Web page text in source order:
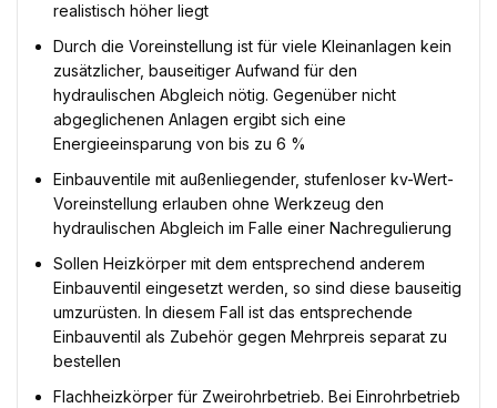
realistisch höher liegt
Durch die Voreinstellung ist für viele Kleinanlagen kein
zusätzlicher, bauseitiger Aufwand für den
hydraulischen Abgleich nötig. Gegenüber nicht
abgeglichenen Anlagen ergibt sich eine
Energieeinsparung von bis zu 6 %
Einbauventile mit außenliegender, stufenloser kv-Wert-
Voreinstellung erlauben ohne Werkzeug den
hydraulischen Abgleich im Falle einer Nachregulierung
Sollen Heizkörper mit dem entsprechend anderem
Einbauventil eingesetzt werden, so sind diese bauseitig
umzurüsten. In diesem Fall ist das entsprechende
Einbauventil als Zubehör gegen Mehrpreis separat zu
bestellen
Flachheizkörper für Zweirohrbetrieb. Bei Einrohrbetrieb